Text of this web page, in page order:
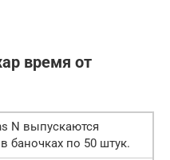
время от
N выпускаются
баночках по 50 штук.